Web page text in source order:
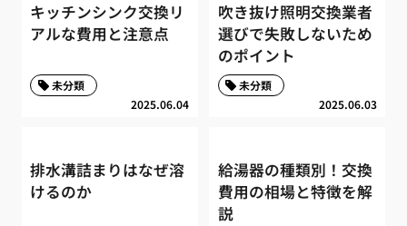
キッチンシンク交換リ
アルな費用と注意点
2025.06.04
未分類
吹き抜け照明交換業者
選びで失敗しないため
のポイント
2025.06.03
未分類
排水溝詰まりはなぜ溶
けるのか
給湯器の種類別！交換
費用の相場と特徴を解
説